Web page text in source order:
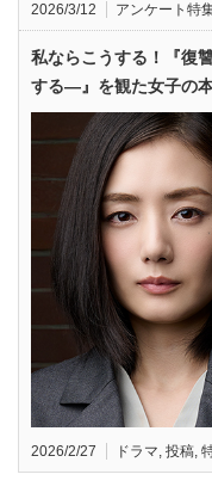
2026/3/12 アンケート特
私ならこうする！『復
する—』を観た女子の
2026/2/27 ドラマ, 投稿,